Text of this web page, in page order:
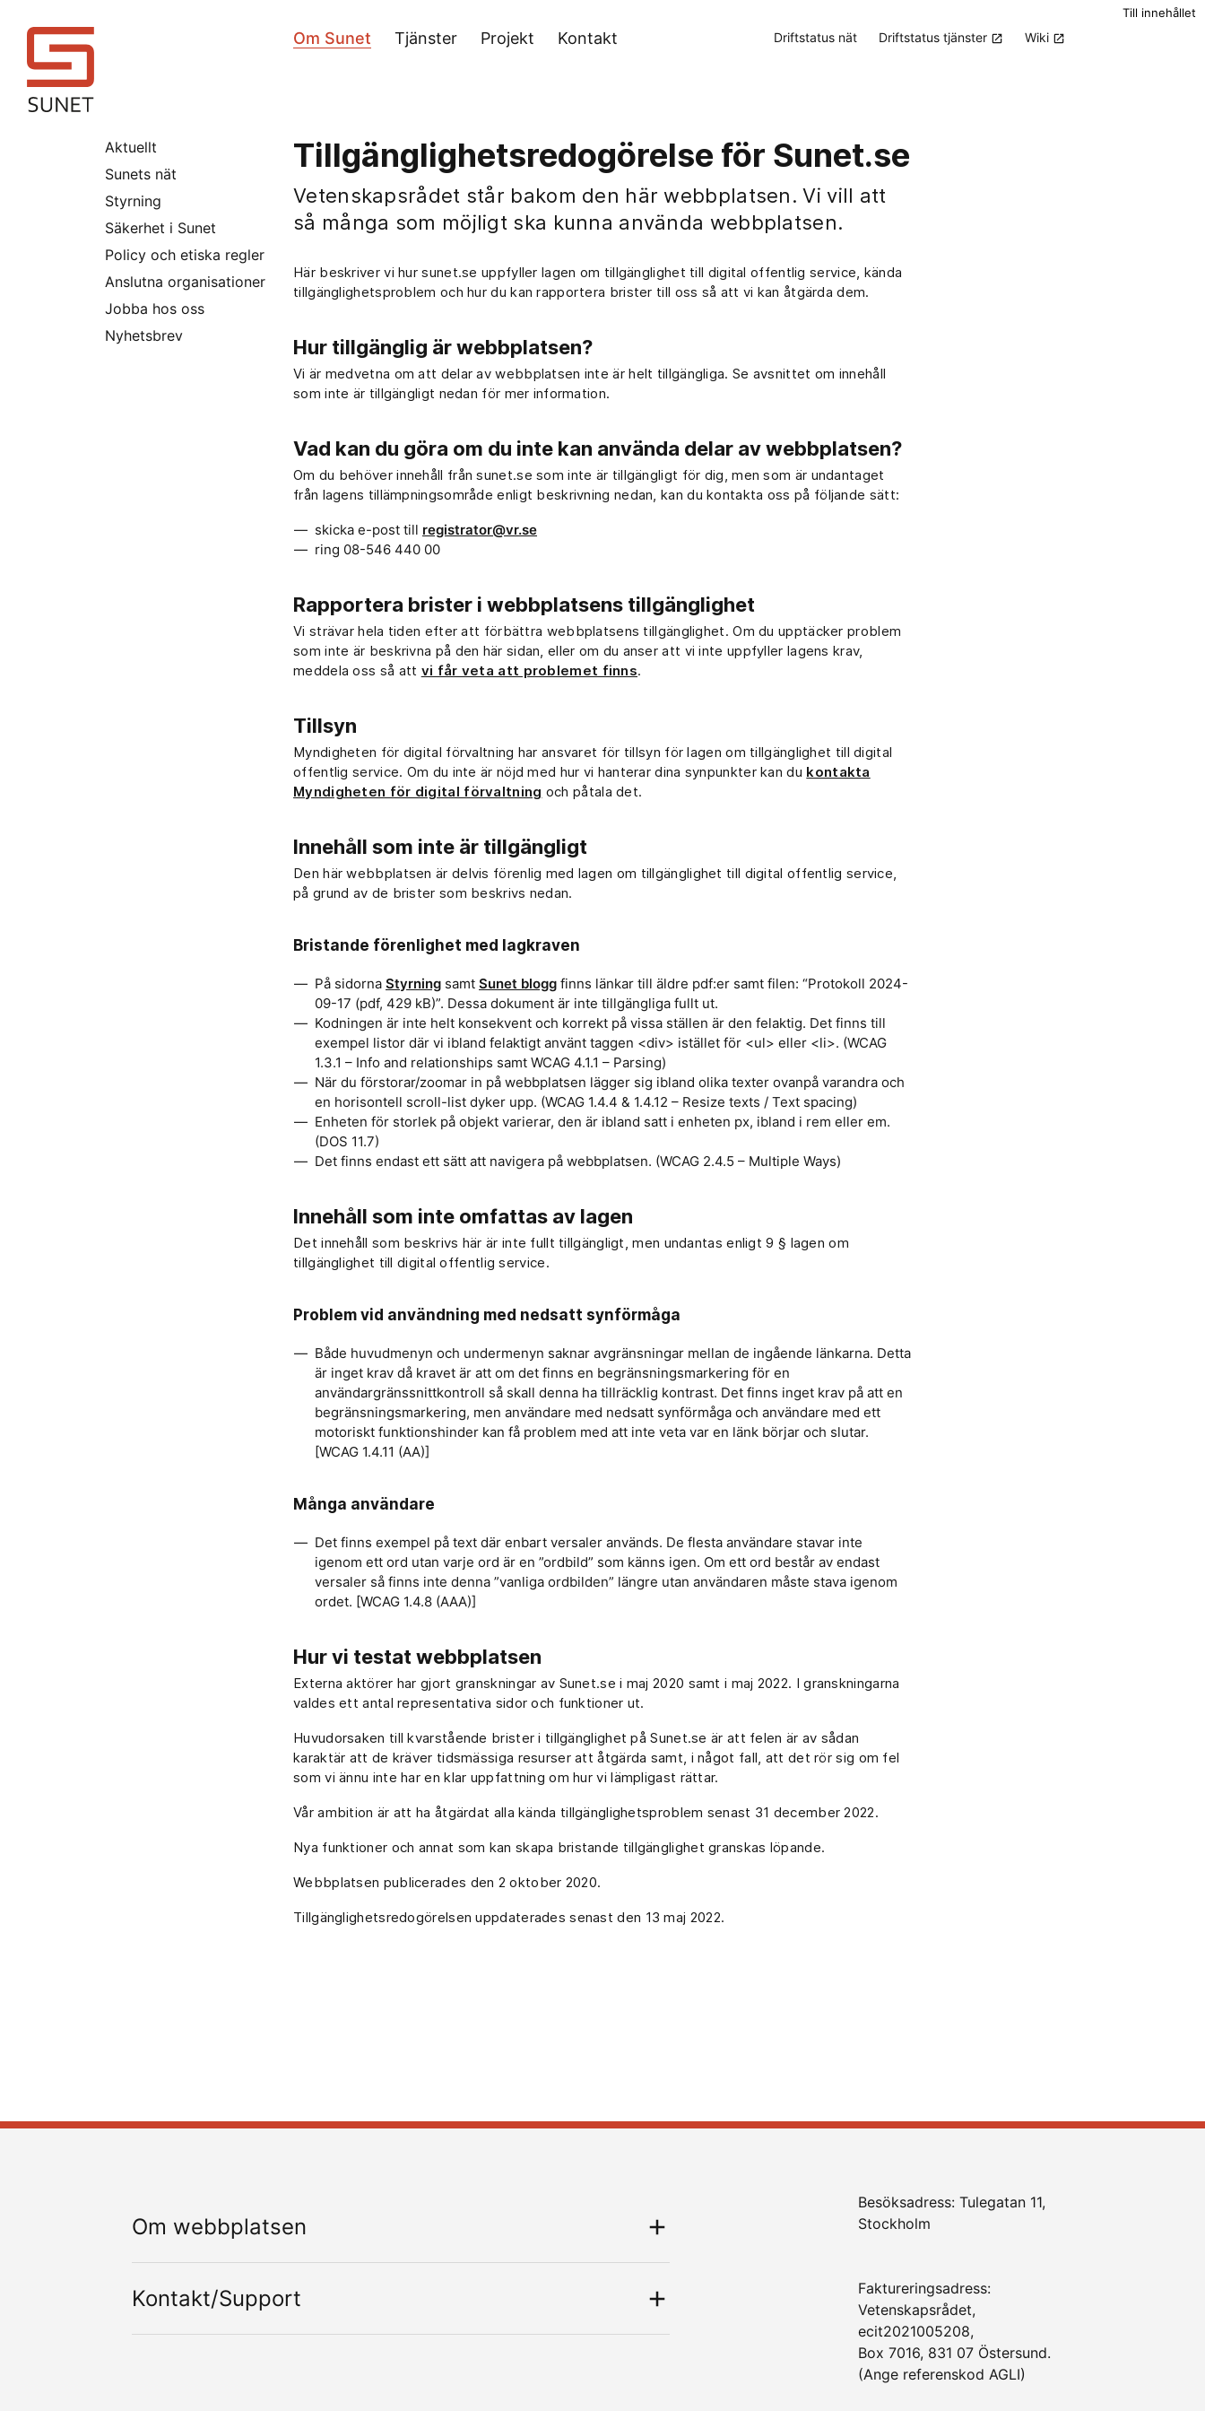
Till innehållet
Om Sunet
Aktuellt
Sunets nät
Styrning
Säkerhet i Sunet
Policy och etiska regler
Anslutna organisationer
Jobba hos oss
Nyhetsbrev
Tjänster Projekt Kontakt Driftstatus nät Driftstatus tjänster Wiki
Tillgänglighetsredogörelse för Sunet.se
Vetenskapsrådet står bakom den här webbplatsen. Vi vill att
så många som möjligt ska kunna använda webbplatsen.
Här beskriver vi hur sunet.se uppfyller lagen om tillgänglighet till digital offentlig service, kända
tillgänglighetsproblem och hur du kan rapportera brister till oss så att vi kan åtgärda dem.
Hur tillgänglig är webbplatsen?
Vi är medvetna om att delar av webbplatsen inte är helt tillgängliga. Se avsnittet om innehåll
som inte är tillgängligt nedan för mer information.
Vad kan du göra om du inte kan använda delar av webbplatsen?
Om du behöver innehåll från sunet.se som inte är tillgängligt för dig, men som är undantaget
från lagens tillämpningsområde enligt beskrivning nedan, kan du kontakta oss på följande sätt:
skicka e-post till registrator@vr.se
ring 08-546 440 00
Rapportera brister i webbplatsens tillgänglighet
Vi strävar hela tiden efter att förbättra webbplatsens tillgänglighet. Om du upptäcker problem
som inte är beskrivna på den här sidan, eller om du anser att vi inte uppfyller lagens krav,
meddela oss så att vi får veta att problemet finns.
Tillsyn
Myndigheten för digital förvaltning har ansvaret för tillsyn för lagen om tillgänglighet till digital
offentlig service. Om du inte är nöjd med hur vi hanterar dina synpunkter kan du kontakta
Myndigheten för digital förvaltning och påtala det.
Innehåll som inte är tillgängligt
Den här webbplatsen är delvis förenlig med lagen om tillgänglighet till digital offentlig service,
på grund av de brister som beskrivs nedan.
Bristande förenlighet med lagkraven
På sidorna Styrning samt Sunet blogg finns länkar till äldre pdf:er samt filen: “Protokoll 2024-
09-17 (pdf, 429 kB)”. Dessa dokument är inte tillgängliga fullt ut.
Kodningen är inte helt konsekvent och korrekt på vissa ställen är den felaktig. Det finns till
exempel listor där vi ibland felaktigt använt taggen <div> istället för <ul> eller <li>. (WCAG
1.3.1 – Info and relationships samt WCAG 4.1.1 – Parsing)
När du förstorar/zoomar in på webbplatsen lägger sig ibland olika texter ovanpå varandra och
en horisontell scroll-list dyker upp. (WCAG 1.4.4 & 1.4.12 – Resize texts / Text spacing)
Enheten för storlek på objekt varierar, den är ibland satt i enheten px, ibland i rem eller em.
(DOS 11.7)
Det finns endast ett sätt att navigera på webbplatsen. (WCAG 2.4.5 – Multiple Ways)
Innehåll som inte omfattas av lagen
Det innehåll som beskrivs här är inte fullt tillgängligt, men undantas enligt 9 § lagen om
tillgänglighet till digital offentlig service.
Problem vid användning med nedsatt synförmåga
Både huvudmenyn och undermenyn saknar avgränsningar mellan de ingående länkarna. Detta
är inget krav då kravet är att om det finns en begränsningsmarkering för en
användargränssnittkontroll så skall denna ha tillräcklig kontrast. Det finns inget krav på att en
begränsningsmarkering, men användare med nedsatt synförmåga och användare med ett
motoriskt funktionshinder kan få problem med att inte veta var en länk börjar och slutar.
[WCAG 1.4.11 (AA)]
Många användare
Det finns exempel på text där enbart versaler används. De flesta användare stavar inte
igenom ett ord utan varje ord är en ”ordbild” som känns igen. Om ett ord består av endast
versaler så finns inte denna ”vanliga ordbilden” längre utan användaren måste stava igenom
ordet. [WCAG 1.4.8 (AAA)]
Hur vi testat webbplatsen
Externa aktörer har gjort granskningar av Sunet.se i maj 2020 samt i maj 2022. I granskningarna
valdes ett antal representativa sidor och funktioner ut.
Huvudorsaken till kvarstående brister i tillgänglighet på Sunet.se är att felen är av sådan
karaktär att de kräver tidsmässiga resurser att åtgärda samt, i något fall, att det rör sig om fel
som vi ännu inte har en klar uppfattning om hur vi lämpligast rättar.
Vår ambition är att ha åtgärdat alla kända tillgänglighetsproblem senast 31 december 2022.
Nya funktioner och annat som kan skapa bristande tillgänglighet granskas löpande.
Webbplatsen publicerades den 2 oktober 2020.
Tillgänglighetsredogörelsen uppdaterades senast den 13 maj 2022.
Om webbplatsen
Kontakt/Support
Besöksadress: Tulegatan 11,
Stockholm
Faktureringsadress:
Vetenskapsrådet,
ecit2021005208,
Box 7016, 831 07 Östersund.
(Ange referenskod AGLI)